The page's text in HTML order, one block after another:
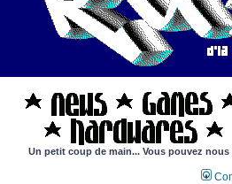
Un petit coup de main... Vous pouvez